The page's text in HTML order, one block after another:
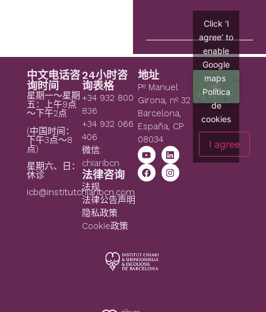
中文电话咨
询时间
星期一～星期
五：上午9点
～下午2点
(中国时间：
下午3点～8
点)
星期六、日：
休诊
icb@institutchiaribcn.com
24小时咨
询表格
+34 932 800
836
+34 932 066
406
微信:
chiaribcn
法律咨询
法规
法律公告声明
隐私政策
Cookie政策
地址
Pº Manuel
Girona, nº 32
Barcelona,
España, CP
08034
Click 'I
agree' to
enable
Google
maps
Política
de
cookies
I agree